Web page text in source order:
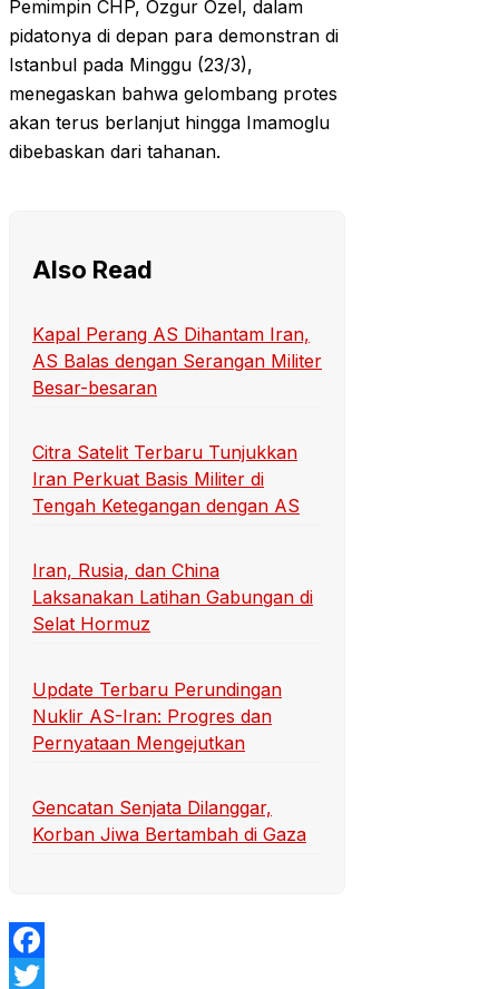
Pemimpin CHP, Ozgur Ozel, dalam
pidatonya di depan para demonstran di
Istanbul pada Minggu (23/3),
menegaskan bahwa gelombang protes
akan terus berlanjut hingga Imamoglu
dibebaskan dari tahanan.
Also Read
Kapal Perang AS Dihantam Iran,
AS Balas dengan Serangan Militer
Besar-besaran
Citra Satelit Terbaru Tunjukkan
Iran Perkuat Basis Militer di
Tengah Ketegangan dengan AS
Iran, Rusia, dan China
Laksanakan Latihan Gabungan di
Selat Hormuz
Update Terbaru Perundingan
Nuklir AS-Iran: Progres dan
Pernyataan Mengejutkan
Gencatan Senjata Dilanggar,
Korban Jiwa Bertambah di Gaza
Facebook